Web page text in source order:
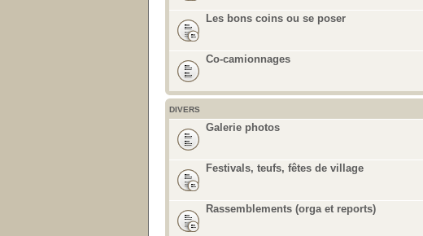
Les bons coins ou se poser
Co-camionnages
DIVERS
Galerie photos
Festivals, teufs, fêtes de village
Rassemblements (orga et reports)